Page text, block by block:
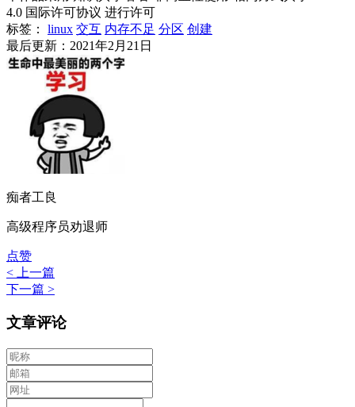
4.0 国际许可协议 进行许可
标签：
linux 交互 内存不足 分区 创建
最后更新：2021年2月21日
痴者工良
高级程序员劝退师
点赞
< 上一篇
下一篇 >
文章评论